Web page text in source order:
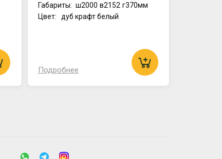
Габариты: ш2000 в2152 г370мм
Цвет: дуб крафт белый
Подробнее